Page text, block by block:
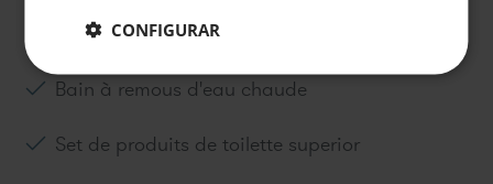
Bain à remous d'eau chaude
Set de produits de toilette superior
CONFIGURAR